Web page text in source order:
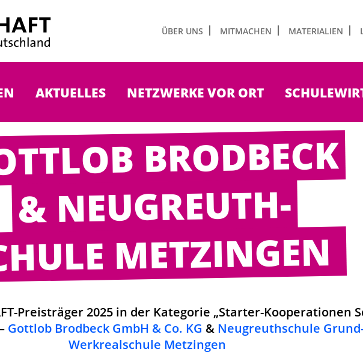
AKTUELLES NETZWERKE VOR ORT
ÜBER UNS MITMACHEN MATERIALIEN
BRODBECK
& NEUGREUTH-
METZINGEN
Preisträger 2025 in der Kategorie „Starter-Kooperationen
Gottlob Brodbeck GmbH & Co. KG & Neugreuthschule
Werkrealschule Metzingen